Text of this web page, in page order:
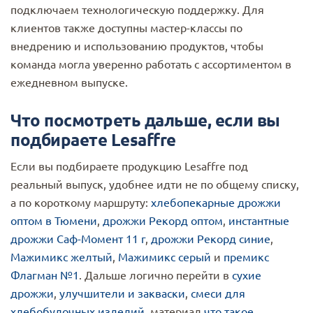
подключаем технологическую поддержку. Для
клиентов также доступны мастер-классы по
внедрению и использованию продуктов, чтобы
команда могла уверенно работать с ассортиментом в
ежедневном выпуске.
Что посмотреть дальше, если вы
подбираете Lesaffre
Если вы подбираете продукцию Lesaffre под
реальный выпуск, удобнее идти не по общему списку,
а по короткому маршруту: хлебопекарные дрожжи
оптом в Тюмени, дрожжи Рекорд оптом, инстантные
дрожжи Саф-Момент 11 г, дрожжи Рекорд синие,
Мажимикс желтый, Мажимикс серый и премикс
Флагман №1 . Дальше логично перейти в сухие
дрожжи, улучшители и закваски, смеси для